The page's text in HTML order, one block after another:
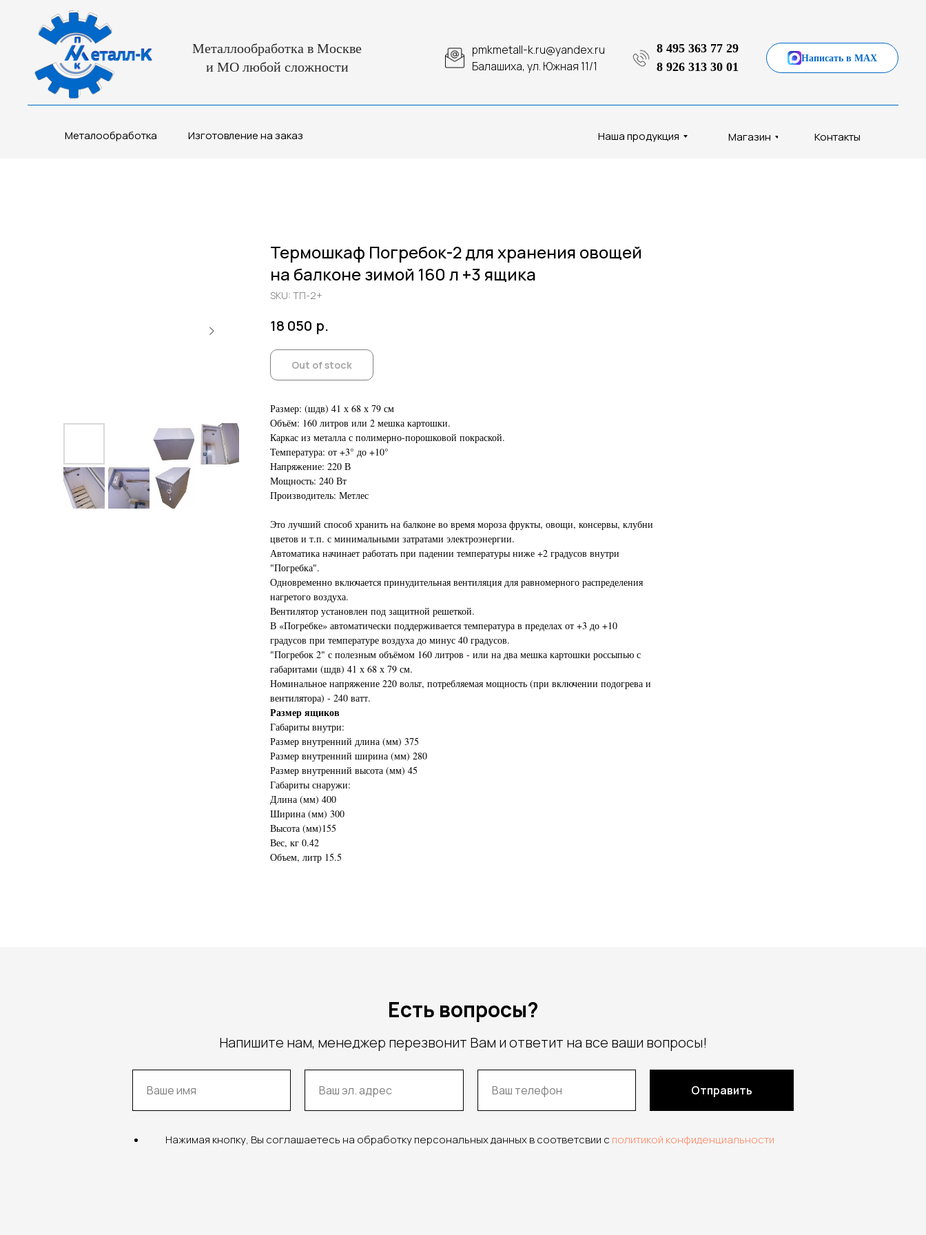
Металлообработка в Москве
и МО любой сложности
pmkmetall-k.ru@yandex.ru
Балашиха, ул. Южная 11/1
8 495 363 77 29
8 926 313 30 01
Написать в MAX
Изготовление на заказ Наша продукция Контакты
Магазин
Металообработка
Термошкаф Погребок-2 для хранения овощей
на балконе зимой 160 л +3 ящика
SKU: ТП-2+
18 050 р.
Out of stock
Размер: (шдв) 41 х 68 х 79 см
Объём: 160 литров или 2 мешка картошки.
Каркас из металла с полимерно-порошковой покраской.
Температура: от +3° до +10°
Напряжение: 220 В
Мощность: 240 Вт
Производитель: Метлес
Это лучший способ хранить на балконе во время мороза фрукты, овощи, консервы, клубни
цветов и т.п. с минимальными затратами электроэнергии.
Автоматика начинает работать при падении температуры ниже +2 градусов внутри
"Погребка".
Одновременно включается принудительная вентиляция для равномерного распределения
нагретого воздуха.
Вентилятор установлен под защитной решеткой.
В «Погребке» автоматически поддерживается температура в пределах от +3 до +10
градусов при температуре воздуха до минус 40 градусов.
"Погребок 2" с полезным объёмом 160 литров - или на два мешка картошки россыпью с
габаритами (шдв) 41 х 68 х 79 см.
Номинальное напряжение 220 вольт, потребляемая мощность (при включении подогрева и
вентилятора) - 240 ватт.
Размер ящиков
Габариты внутри:
Размер внутренний длина (мм) 375
Размер внутренний ширина (мм) 280
Размер внутренний высота (мм) 45
Габариты снаружи:
Длина (мм) 400
Ширина (мм) 300
Высота (мм)155
Вес, кг 0.42
Объем, литр 15.5
Есть вопросы?
Напишите нам, менеджер перезвонит Вам и ответит на все ваши вопросы!
Отправить
Нажимая кнопку, Вы соглашаетесь на обработку персональных данных в соответсвии с политикой конфиденциальности